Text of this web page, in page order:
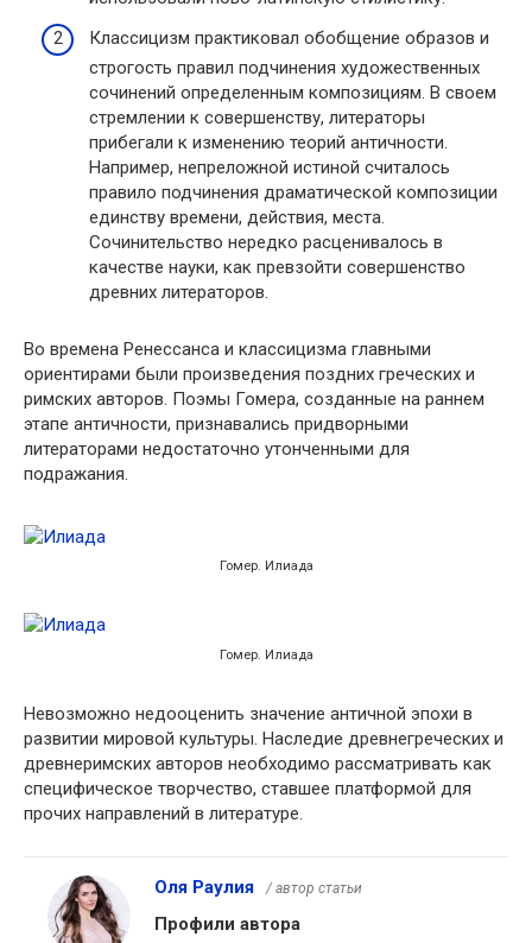
Классицизм практиковал обобщение образов и
строгость правил подчинения художественных
сочинений определенным композициям. В своем
стремлении к совершенству, литераторы
прибегали к изменению теорий античности.
Например, непреложной истиной считалось
правило подчинения драматической композиции
единству времени, действия, места.
Сочинительство нередко расценивалось в
качестве науки, как превзойти совершенство
древних литераторов.
Во времена Ренессанса и классицизма главными
ориентирами были произведения поздних греческих и
римских авторов. Поэмы Гомера, созданные на раннем
этапе античности, признавались придворными
литераторами недостаточно утонченными для
подражания.
Гомер. Илиада
Гомер. Илиада
Невозможно недооценить значение античной эпохи в
развитии мировой культуры. Наследие древнегреческих и
древнеримских авторов необходимо рассматривать как
специфическое творчество, ставшее платформой для
прочих направлений в литературе.
Оля Раулия / автор статьи
Профили автора